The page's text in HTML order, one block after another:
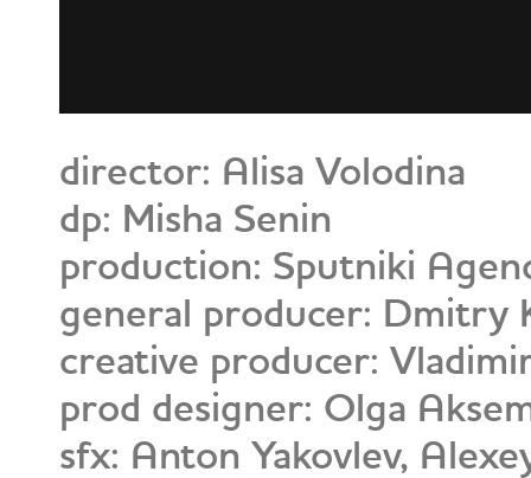
director: Alisa Volodina
dp: Misha Senin
production: Sputniki
general producer: Dmitry
creative producer:
prod designer: Olga
sfx: Anton Yakovlev,